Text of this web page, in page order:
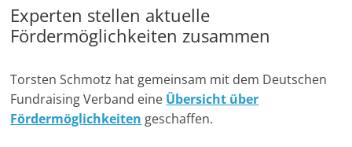
Experten stellen aktuelle
Fördermöglichkeiten zusammen
Torsten Schmotz hat gemeinsam mit dem Deutschen
Fundraising Verband eine Übersicht über
Fördermöglichkeiten geschaffen.